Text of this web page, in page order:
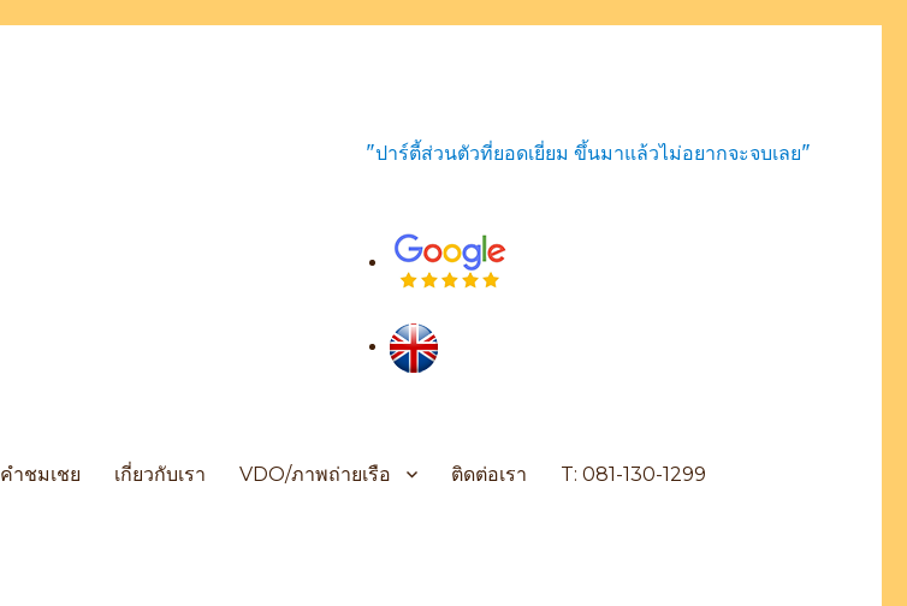
"ปาร์ตี้ส่วนตัวที่ยอดเยี่ยม ขึ้นมาแล้วไม่อยากจะจบเลย"
คำชมเชย เกี่ยวกับเรา VDO/ภาพถ่ายเรือ ติดต่อเรา T: 081-130-1299